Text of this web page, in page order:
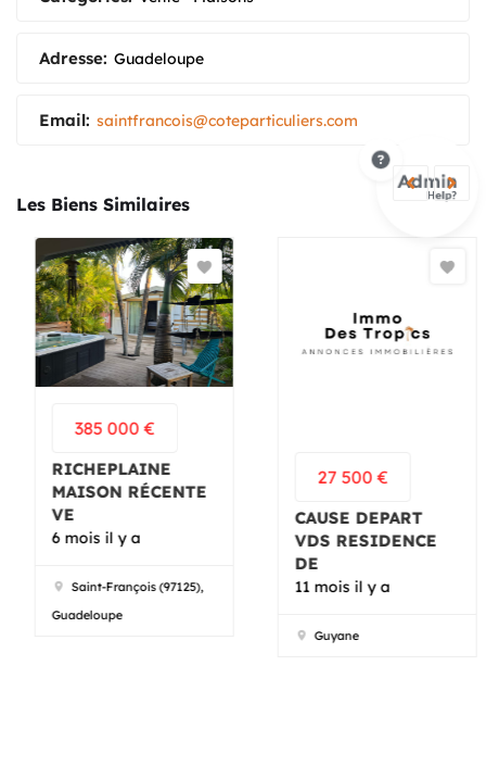
Adresse: Guadeloupe
Email: saintfrancois@coteparticuliers.com
Les Biens Similaires
385 000€
RICHEPLAINE
MAISON RÉCENTE
VE
6 mois il y a
Saint-François (97125),
Guadeloupe
27 500€
CAUSE DEPART
VDS RESIDENCE
DE
11 mois il y a
Guyane